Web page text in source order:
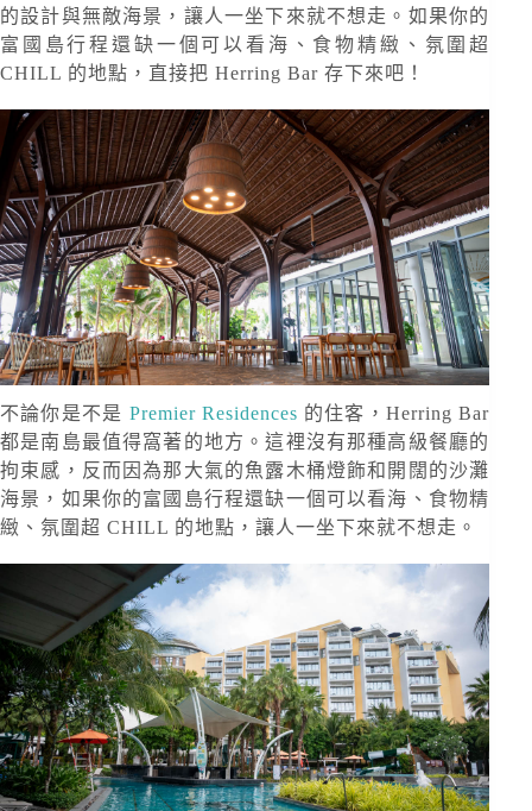
的設計與無敵海景，讓人一坐下來就不想走。如果你的
富國島行程還缺一個可以看海、食物精緻、氛圍超
CHILL 的地點，直接把 Herring Bar 存下來吧！
不論你是不是 Premier Residences 的住客，Herring Bar
都是南島最值得窩著的地方。這裡沒有那種高級餐廳的
拘束感，反而因為那大氣的魚露木桶燈飾和開闊的沙灘
海景，如果你的富國島行程還缺一個可以看海、食物精
緻、氛圍超 CHILL 的地點，讓人一坐下來就不想走。